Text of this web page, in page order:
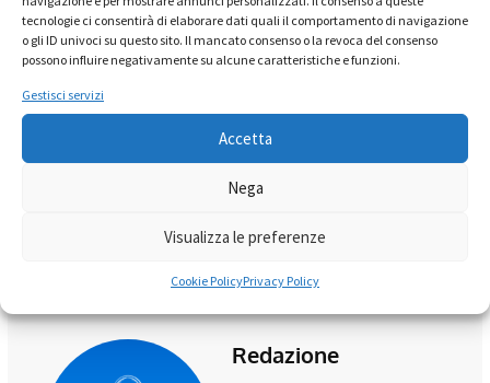
tecnologie ci consentirà di elaborare dati quali il comportamento di navigazione
o gli ID univoci su questo sito. Il mancato consenso o la revoca del consenso
possono influire negativamente su alcune caratteristiche e funzioni.
Gestisci servizi
Accetta
Nega
Visualizza le preferenze
Cookie PolicyPrivacy Policy
Puoi acquistare i nostri prodotti su
www.campisiconserve.it
dieta sana
LinkedIn
Redazione